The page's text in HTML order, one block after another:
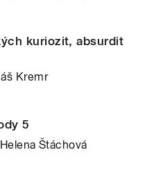
kuriozit, absurdit
Kremr
5
Štáchová